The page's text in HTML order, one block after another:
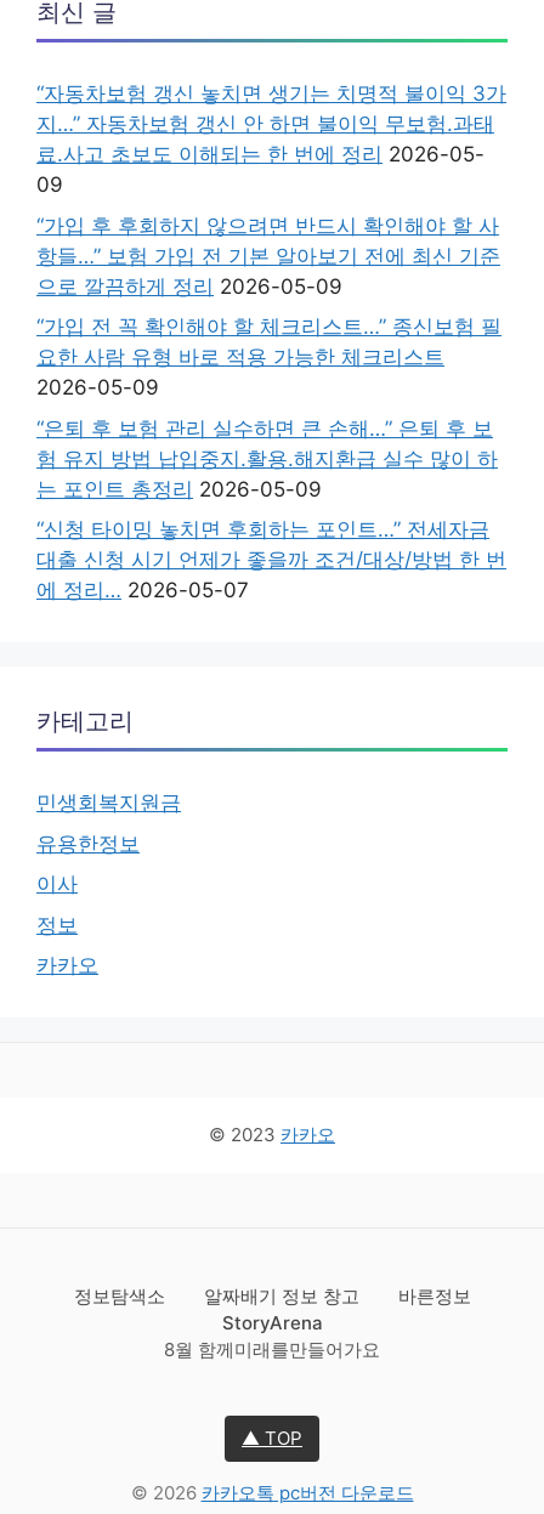
최신 글
“자동차보험 갱신 놓치면 생기는 치명적 불이익 3가
지…” 자동차보험 갱신 안 하면 불이익 무보험.과태
료.사고 초보도 이해되는 한 번에 정리 2026-05-
09
“가입 후 후회하지 않으려면 반드시 확인해야 할 사
항들…” 보험 가입 전 기본 알아보기 전에 최신 기준
으로 깔끔하게 정리 2026-05-09
“가입 전 꼭 확인해야 할 체크리스트…” 종신보험 필
요한 사람 유형 바로 적용 가능한 체크리스트
2026-05-09
“은퇴 후 보험 관리 실수하면 큰 손해…” 은퇴 후 보
험 유지 방법 납입중지.활용.해지환급 실수 많이 하
는 포인트 총정리 2026-05-09
“신청 타이밍 놓치면 후회하는 포인트…” 전세자금
대출 신청 시기 언제가 좋을까 조건/대상/방법 한 번
에 정리… 2026-05-07
카테고리
민생회복지원금
유용한정보
이사
정보
카카오
© 2023 카카오
정보탐색소 알짜배기 정보 창고
바른정보
StoryArena
8월 함께미래를만들어가요
▲ TOP
© 2026 카카오톡 pc버전 다운로드